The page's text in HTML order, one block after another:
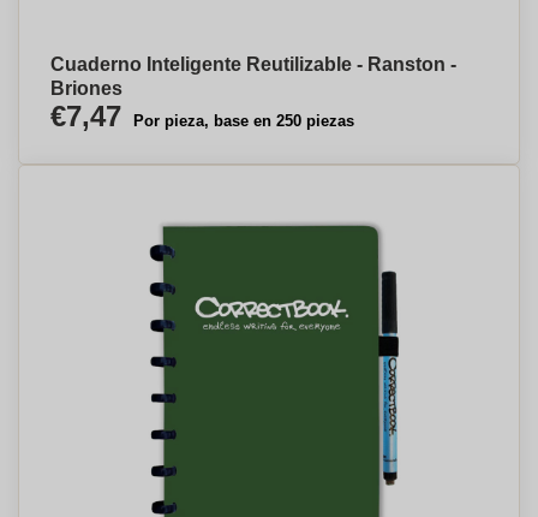
Cuaderno Inteligente Reutilizable - Ranston -
Briones
€7,47 Por pieza, base en 250 piezas